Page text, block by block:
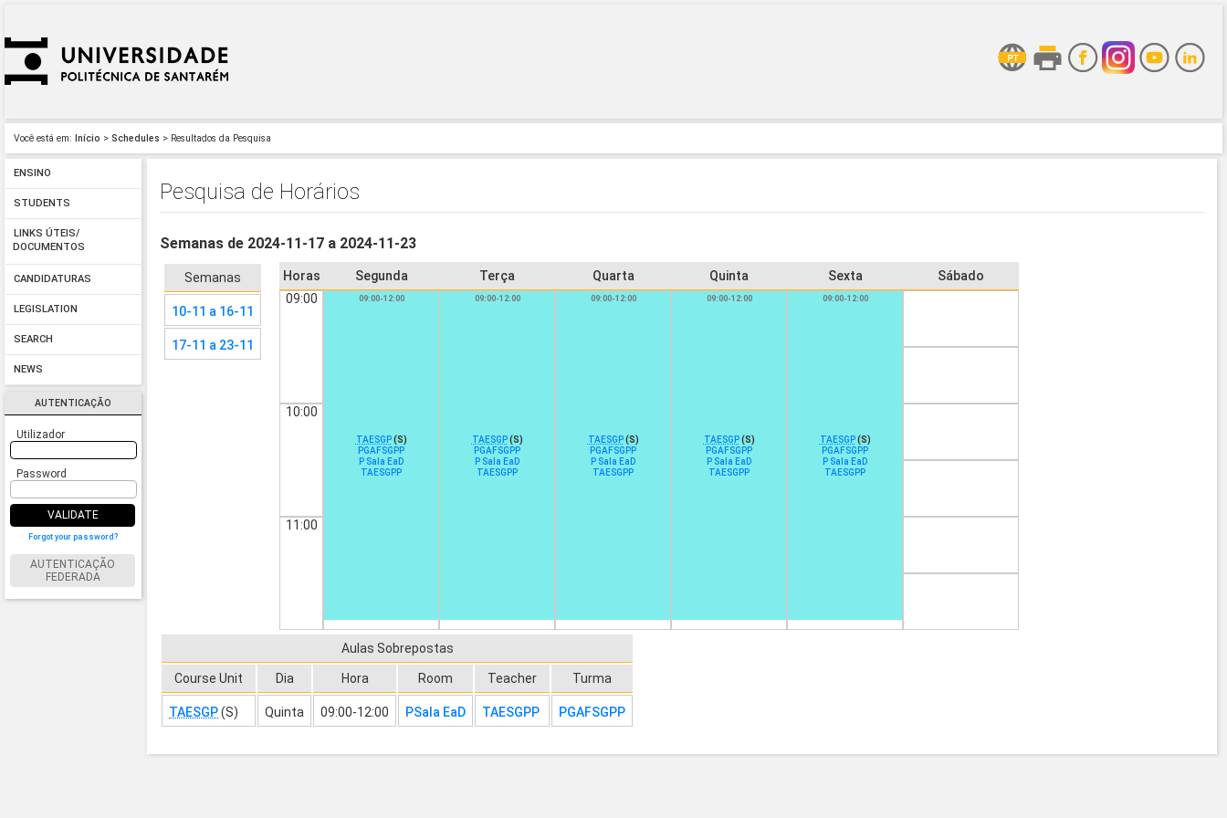
Você está em: Início > Schedules > Resultados da Pesquisa
ENSINO
STUDENTS
LINKS ÚTEIS/
DOCUMENTOS
CANDIDATURAS
LEGISLATION
SEARCH
NEWS
AUTENTICAÇÃO
Utilizador
Password
VALIDATE
Forgot your password?
AUTENTICAÇÃO
FEDERADA
Pesquisa de Horários
Semanas de 2024-11-17 a 2024-11-23
Semanas
10-11 a 16-11
17-11 a 23-11
Horas Segunda Terça Quarta Quinta Sexta
Sábado
09:00
09:00-12:00
TAESGP(S)
PGAFSGPP
P Sala EaD
TAESGPP
09:00-12:00
TAESGP(S)
PGAFSGPP
P Sala EaD
TAESGPP
09:00-12:00
TAESGP(S)
PGAFSGPP
P Sala EaD
TAESGPP
09:00-12:00
TAESGP(S)
PGAFSGPP
P Sala EaD
TAESGPP
09:00-12:00
TAESGP(S)
PGAFSGPP
P Sala EaD
TAESGPP
10:00
11:00
Aulas Sobrepostas
Course Unit Dia Hora Room Teacher Turma
TAESGP(S) Quinta 09:00-12:00 PSala EaD TAESGPP PGAFSGPP